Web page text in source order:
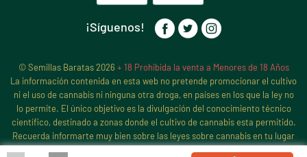
¡Síguenos!
© Semillas Baratas 2026 + 18 Prohibida la venta a Menores de 18 Años
La información contenida en esta web no pretende promocionar el cultivo
ni el uso de cannabis ni ninguna otra droga, en países en los que la ley no
lo permite. El único objetivo es la divulgación del conocimiento técnico
científico, destinado a zonas donde el cultivo de cannabis esta permitido.
Recuerda informarte muy bien sobre las leyes sobre cannabis en tu lugar